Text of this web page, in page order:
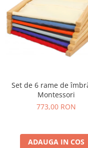
Set de 6 rame de
Montessori
773,00 RON
ADAUGA IN COS